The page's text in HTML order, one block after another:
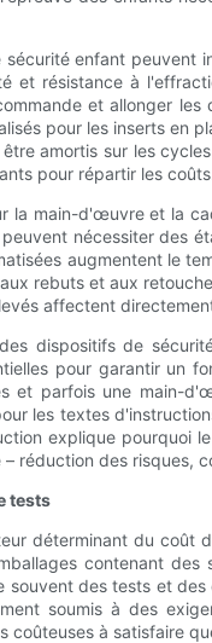
enfant peuvent
et résistance à
et allonger
pour les inserts en
amortis sur les
pour répartir les
la main-d'œuvre et la
nécessiter des
augmentent le
rebuts et aux
affectent
dispositifs de
pour garantir un
et parfois une main-
les textes
explique pourquoi
réduction des risques,
tests
déterminant du coût
contenant
souvent des tests et
soumis à des
coûteuses à satisfaire